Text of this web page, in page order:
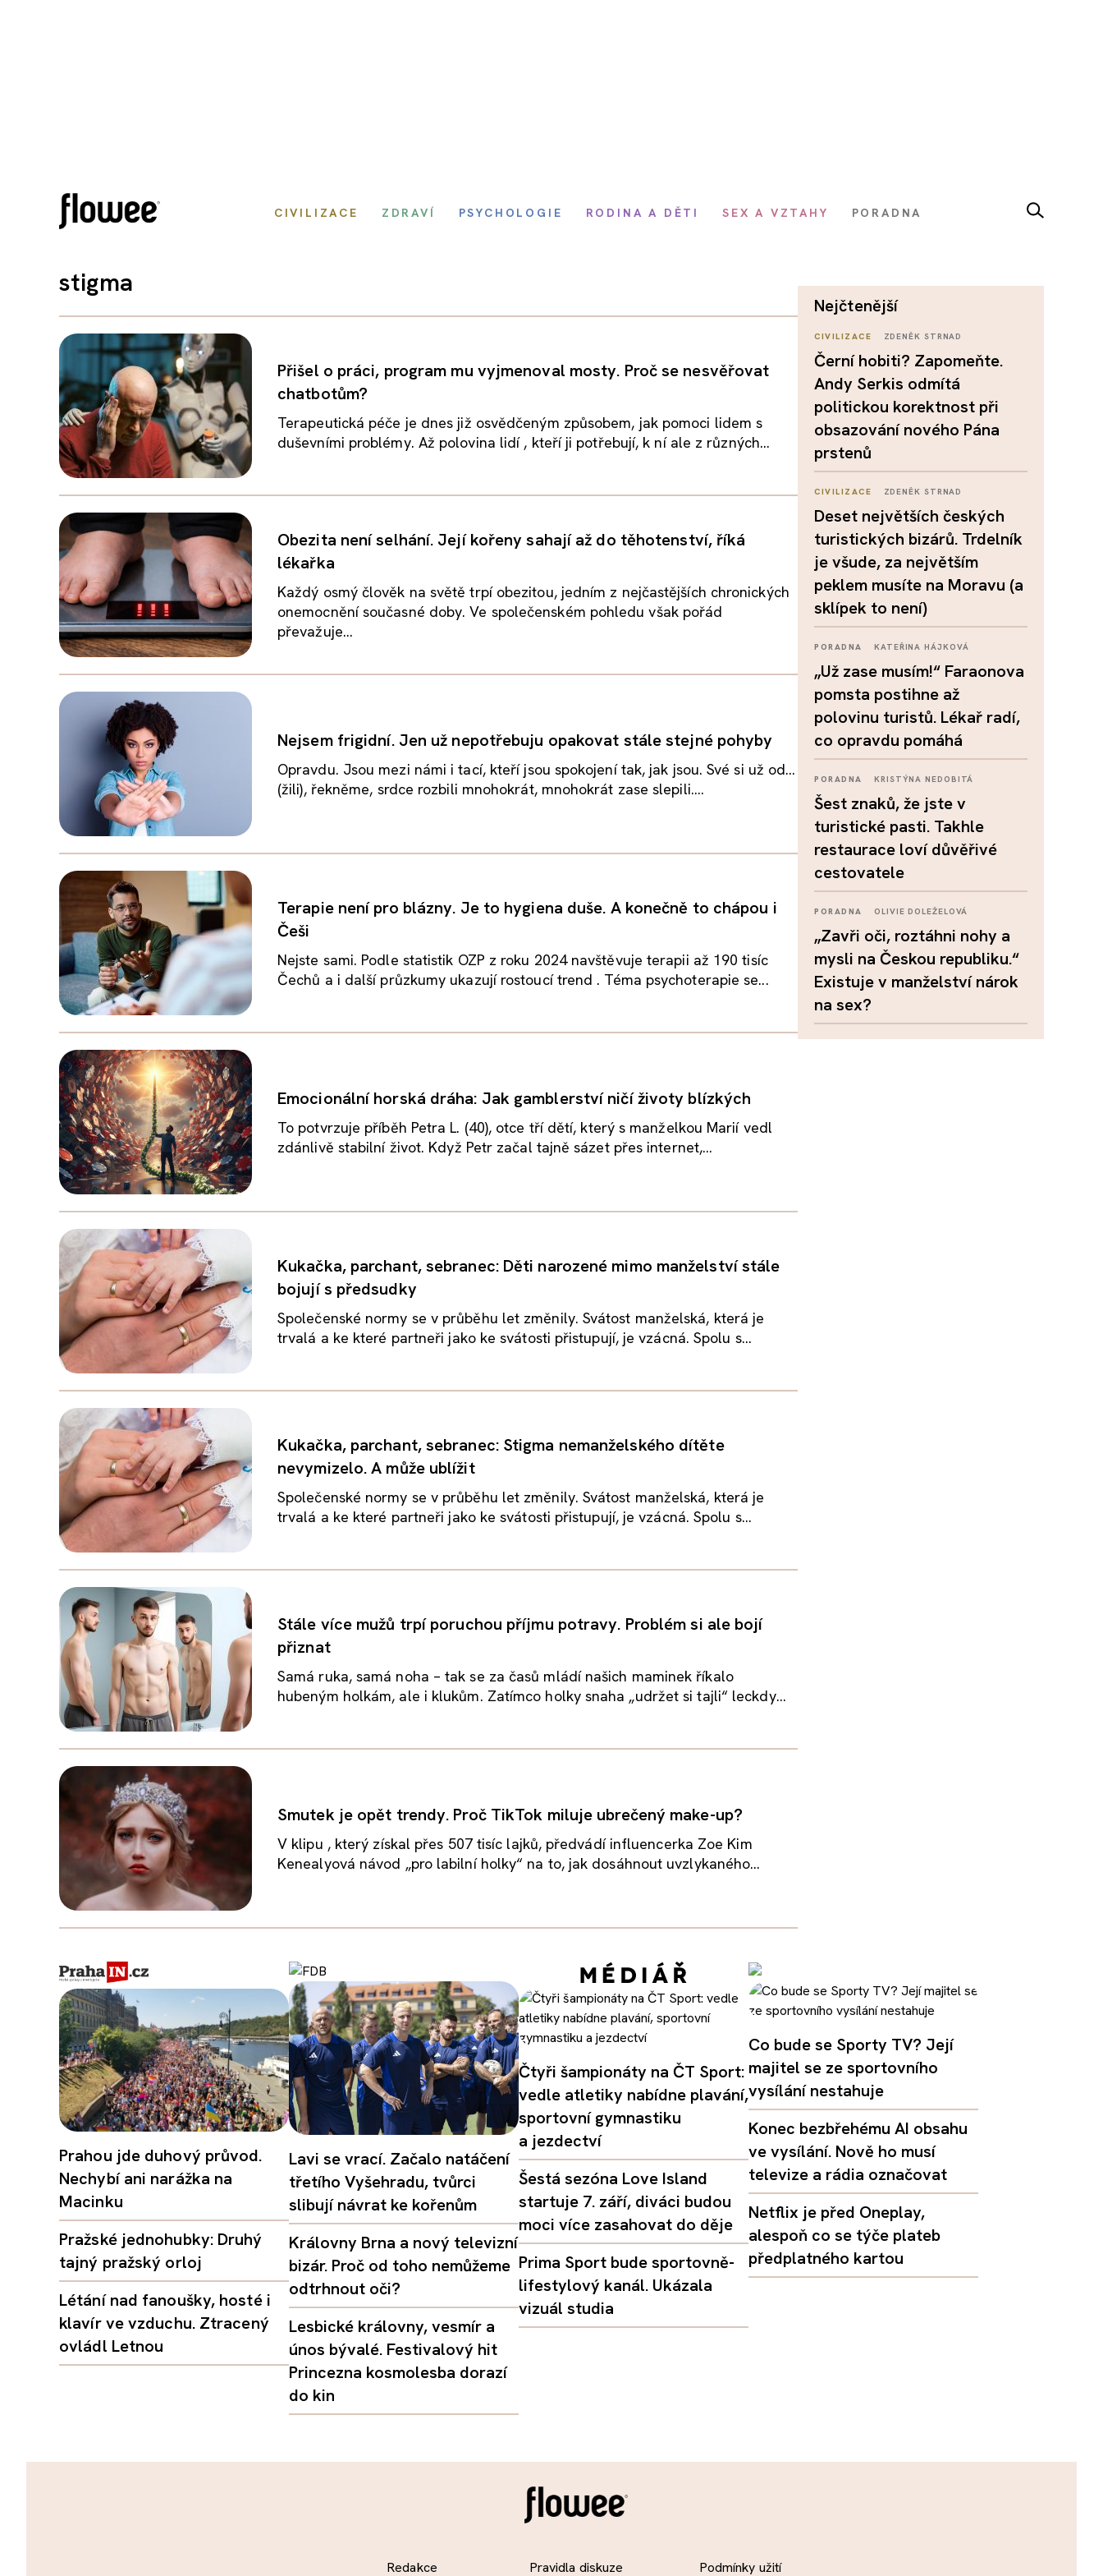
CIVILIZACE ZDRAVÍ PSYCHOLOGIE RODINA A DĚTI SEX A VZTAHY PORADNA
stigma
Přišel o práci, program mu vyjmenoval mosty. Proč se nesvěřovat
chatbotům?
Terapeutická péče je dnes již osvědčeným způsobem, jak pomoci lidem s
duševními problémy. Až polovina lidí , kteří ji potřebují, k ní ale z různých...
Obezita není selhání. Její kořeny sahají až do těhotenství, říká
lékařka
Každý osmý člověk na světě trpí obezitou, jedním z nejčastějších chronických
onemocnění současné doby. Ve společenském pohledu však pořád
převažuje...
Nejsem frigidní. Jen už nepotřebuju opakovat stále stejné pohyby
Opravdu. Jsou mezi námi i tací, kteří jsou spokojení tak, jak jsou. Své si už od...
(žili), řekněme, srdce rozbili mnohokrát, mnohokrát zase slepili....
Terapie není pro blázny. Je to hygiena duše. A konečně to chápou i
Češi
Nejste sami. Podle statistik OZP z roku 2024 navštěvuje terapii až 190 tisíc
Čechů a i další průzkumy ukazují rostoucí trend . Téma psychoterapie se...
Emocionální horská dráha: Jak gamblerství ničí životy blízkých
To potvrzuje příběh Petra L. (40), otce tří dětí, který s manželkou Marií vedl
zdánlivě stabilní život. Když Petr začal tajně sázet přes internet,...
Kukačka, parchant, sebranec: Děti narozené mimo manželství stále
bojují s předsudky
Společenské normy se v průběhu let změnily. Svátost manželská, která je
trvalá a ke které partneři jako ke svátosti přistupují, je vzácná. Spolu s...
Kukačka, parchant, sebranec: Stigma nemanželského dítěte
nevymizelo. A může ublížit
Společenské normy se v průběhu let změnily. Svátost manželská, která je
trvalá a ke které partneři jako ke svátosti přistupují, je vzácná. Spolu s...
Stále více mužů trpí poruchou příjmu potravy. Problém si ale bojí
přiznat
Samá ruka, samá noha – tak se za časů mládí našich maminek říkalo
hubeným holkám, ale i klukům. Zatímco holky snaha „udržet si tajli“ leckdy...
Smutek je opět trendy. Proč TikTok miluje ubrečený make-up?
V klipu , který získal přes 507 tisíc lajků, předvádí influencerka Zoe Kim
Kenealyová návod „pro labilní holky“ na to, jak dosáhnout uvzlykaného...
nejčtenější
CIVILIZACE ZDENĚK STRNAD
Černí hobiti? Zapomeňte.
Andy Serkis odmítá
politickou korektnost při
obsazování nového Pána
prstenů
CIVILIZACE ZDENĚK STRNAD
Deset největších českých
turistických bizárů. Trdelník
je všude, za největším
peklem musíte na Moravu (a
sklípek to není)
PORADNA KATEŘINA HÁJKOVÁ
„Už zase musím!“ Faraonova
pomsta postihne až
polovinu turistů. Lékař radí,
co opravdu pomáhá
PORADNA KRISTÝNA NEDOBITÁ
Šest znaků, že jste v
turistické pasti. Takhle
restaurace loví důvěřivé
cestovatele
PORADNA OLIVIE DOLEŽELOVÁ
„Zavři oči, roztáhni nohy a
mysli na Českou republiku.“
Existuje v manželství nárok
na sex?
Prahou jde duhový průvod.
Nechybí ani narážka na
Macinku
Pražské jednohubky: Druhý
tajný pražský orloj
Létání nad fanoušky, hosté i
klavír ve vzduchu. Ztracený
ovládl Letnou
Lavi se vrací. Začalo natáčení
třetího Vyšehradu, tvůrci
slibují návrat ke kořenům
Královny Brna a nový televizní
bizár. Proč od toho nemůžeme
odtrhnout oči?
Lesbické královny, vesmír a
únos bývalé. Festivalový hit
Princezna kosmolesba dorazí
do kin
Čtyři šampionáty na ČT Sport:
vedle atletiky nabídne plavání,
sportovní gymnastiku
a jezdectví
Šestá sezóna Love Island
startuje 7. září, diváci budou
moci více zasahovat do děje
Prima Sport bude sportovně-
lifestylový kanál. Ukázala
vizuál studia
Co bude se Sporty TV? Její
majitel se ze sportovního
vysílání nestahuje
Konec bezbřehému AI obsahu
ve vysílání. Nově ho musí
televize a rádia označovat
Netflix je před Oneplay,
alespoň co se týče plateb
předplatného kartou
Redakce Pravidla diskuze Podmínky užití